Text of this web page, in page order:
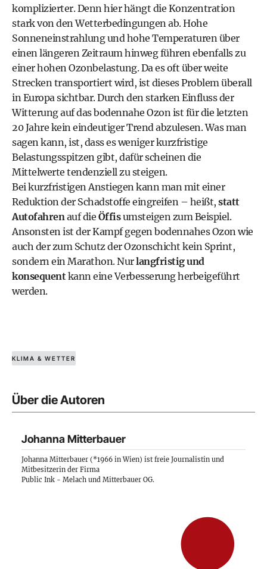
komplizierter. Denn hier hängt die Konzentration
stark von den Wetterbedingungen ab. Hohe
Sonneneinstrahlung und hohe Temperaturen über
einen längeren Zeitraum hinweg führen ebenfalls zu
einer hohen Ozonbelastung. Da es oft über weite
Strecken transportiert wird, ist dieses Problem überall
in Europa sichtbar. Durch den starken Einfluss der
Witterung auf das bodennahe Ozon ist für die letzten
20 Jahre kein eindeutiger Trend abzulesen. Was man
sagen kann, ist, dass es weniger kurzfristige
Belastungsspitzen gibt, dafür scheinen die
Mittelwerte tendenziell zu steigen.
Bei kurzfristigen Anstiegen kann man mit einer
Reduktion der Schadstoffe eingreifen – heißt, statt
Autofahren auf die Öffisumsteigen zum Beispiel.
Ansonsten ist der Kampf gegen bodennahes Ozon wie
auch der zum Schutz der Ozonschicht kein Sprint,
sondern ein Marathon. Nurlangfristig und
konsequentkann eine Verbesserung herbeigeführt
werden.
KLIMA & WETTER
Über die Autoren
Johanna Mitterbauer
Johanna Mitterbauer (*1966 in Wien) ist freie Journalistin und
Mitbesitzerin der Firma
Public Ink - Melach und Mitterbauer OG.